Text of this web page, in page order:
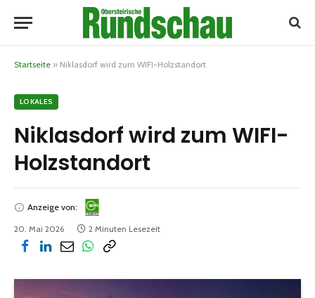
Startseite » Niklasdorf wird zum WIFI-Holzstandort
LOKALES
Niklasdorf wird zum WIFI-
Holzstandort
Anzeige von:
20. Mai 2026 2 Minuten Lesezeit